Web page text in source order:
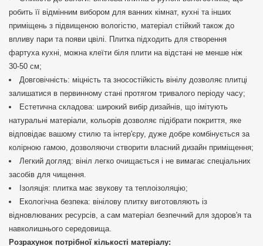
робить її відмінним вибором для ванних кімнат, кухні та інших
приміщень з підвищеною вологістю, матеріал стійкий також до
впливу пари та появи цвілі. Плитка підходить для створення
фартуха кухні, можна клеїти біля плити на відстані не менше ніж
30-50 см;
Довговічність: міцність та зносостійкість вінілу дозволяє плитці
залишатися в первинному стані протягом тривалого періоду часу;
Естетична складова: широкий вибір дизайнів, що імітують
натуральні матеріали, кольорів дозволяє підібрати покриття, яке
відповідає вашому стилю та інтер'єру, дуже добре комбінується за
колірною гамою, дозволяючи створити власний дизайн приміщення;
Легкий догляд: вініл легко очищається і не вимагає спеціальних
засобів для чищення.
Ізоляція: плитка має звукову та теплоізоляцію;
Екологічна безпека: вінілову плитку виготовляють із
відновлюваних ресурсів, а сам матеріал безпечний для здоров'я та
навколишнього середовища.
Розрахунок потрібної кількості матеріалу: